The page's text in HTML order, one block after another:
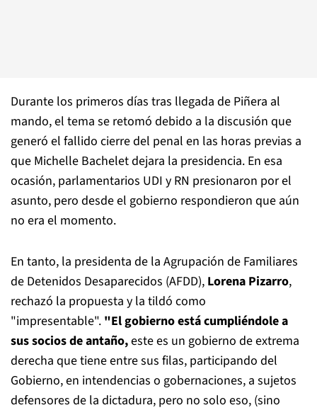
Durante los primeros días tras llegada de Piñera al
mando, el tema se retomó debido a la discusión que
generó el fallido cierre del penal en las horas previas a
que Michelle Bachelet dejara la presidencia. En esa
ocasión, parlamentarios UDI y RN presionaron por el
asunto, pero desde el gobierno respondieron que aún
no era el momento.
En tanto, la presidenta de la Agrupación de Familiares
de Detenidos Desaparecidos (AFDD), Lorena Pizarro,
rechazó la propuesta y la tildó como
"impresentable". "El gobierno está cumpliéndole a
sus socios de antaño,este es un gobierno de extrema
derecha que tiene entre sus filas, participando del
Gobierno, en intendencias o gobernaciones, a sujetos
defensores de la dictadura, pero no solo eso, (sino